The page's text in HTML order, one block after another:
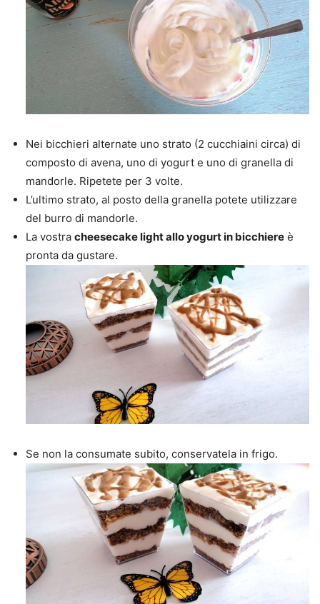
Nei bicchieri alternate uno strato (2 cucchiaini circa) di
composto di avena, uno di yogurt e uno di granella di
mandorle. Ripetete per 3 volte.
L’ultimo strato, al posto della granella potete utilizzare
del burro di mandorle.
La vostra cheesecake light allo yogurt in bicchiere è
pronta da gustare.
Se non la consumate subito, conservatela in frigo.